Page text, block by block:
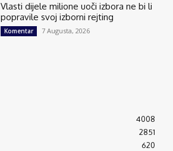
Vlasti dijele milione uoči izbora ne bi li
popravile svoj izborni rejting
Komentar 7 Augusta, 2026
4008
2851
620